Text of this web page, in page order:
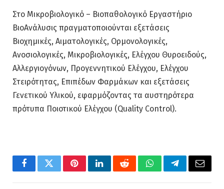
Ανοσιολογικές, Μικροβιολογικές, Ελέγχου Θυροειδούς,
Αλλεργιογόνων, Προγεννητικού Ελέγχου, Ελέγχου
Στειρότητας, Επιπέδων Φαρμάκων και εξετάσεις
Γενετικού Υλικού, εφαρμόζοντας τα αυστηρότερα
πρότυπα Ποιοτικού Ελέγχου (Quality Control).
PREVIOUS ARTICLE NEXT ARTICLE